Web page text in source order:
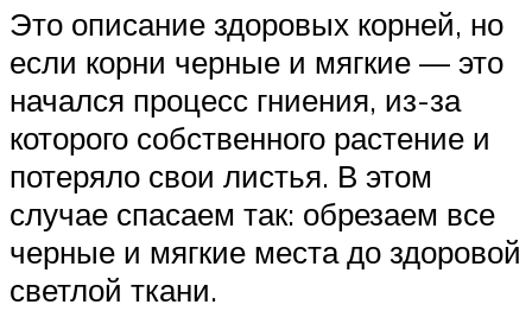
Это описание здоровых корней, но
если корни черные и мягкие — это
начался процесс гниения, из-за
которого собственного растение и
потеряло свои листья. В этом
случае спасаем так: обрезаем все
черные и мягкие места до здоровой
светлой ткани.